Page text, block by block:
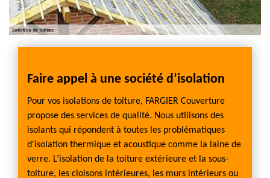
Faire appel à une société d’isolation
Pour vos isolations de toiture, FARGIER Couverture
propose des services de qualité. Nous utilisons des
isolants qui répondent à toutes les problématiques
d'isolation thermique et acoustique comme la laine de
verre. L’isolation de la toiture extérieure et la sous-
toiture, les cloisons intérieures, les murs intérieurs ou